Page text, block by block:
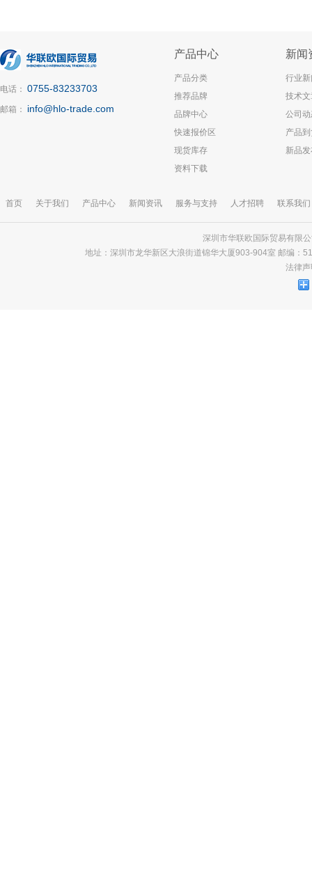
电话： 0755-83233703
邮箱： info@hlo-trade.com
产品中心
产品分类
推荐品牌
品牌中心
快速报价区
现货库存
资料下载
新闻
行业
技术
公司
产品
新品
首页 关于我们 产品中心 新闻资讯 服务与支持 人才招聘 联系我们
深圳市华联欧国际贸易有限
地址：深圳市龙华新区大浪街道锦华大厦903-904室 邮编
法律